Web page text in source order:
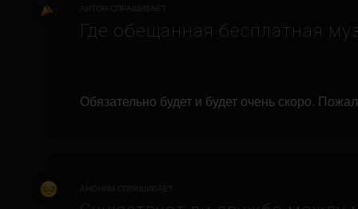
АНТОН СПРАШИВАЕТ:
Где обещанная бесплатная
Обязательно будет и будет очень скоро.
АНОНИМ СПРАШИВАЕТ: